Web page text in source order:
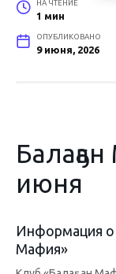
НА ЧТЕНИЕ
1 мин
ОПУБЛИКОВАНО
9 июня, 2026
июня
Информация о
Мафия»